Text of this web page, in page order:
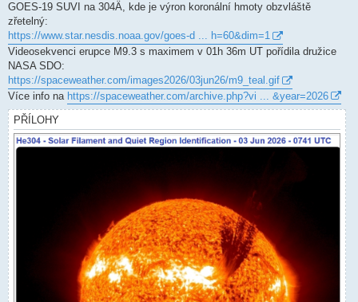
p
ě
v
e
k
GOES-19 SUVI na 304Ä, kde je výron koronální hmoty obzvláště
zřetelný:
https://www.star.nesdis.noaa.gov/goes-d ... h=60&dim=1
Videosekvenci erupce M9.3 s maximem v 01h 36m UT pořídila družice
NASA SDO:
https://spaceweather.com/images2026/03jun26/m9_teal.gif
Více info na https://spaceweather.com/archive.php?vi ... &year=2026
PŘÍLOHY